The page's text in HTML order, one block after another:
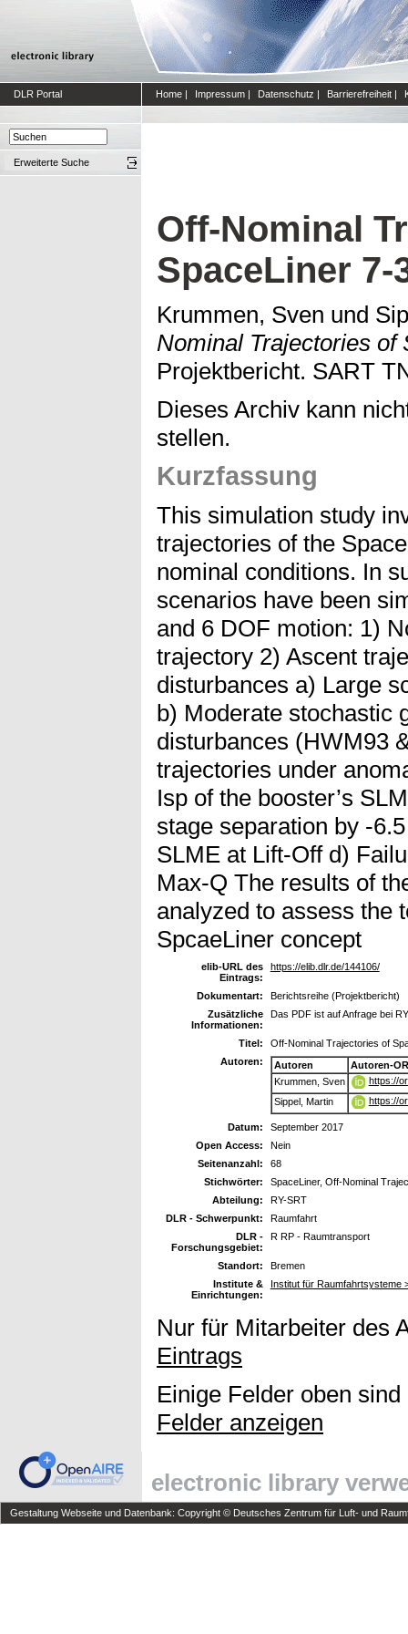
DLR Portal Home | Impressum | Datenschutz | Barrierefreiheit |
Erweiterte Suche
Off-Nominal
SpaceLiner 7-
Krummen, Sven und
Nominal Trajectories of
Projektbericht. SART
Dieses Archiv kann
stellen.
Kurzfassung
This simulation study
trajectories of the
nominal conditions. In
scenarios have been
and 6 DOF motion: 1)
trajectory 2) Ascent
disturbances a) Large
b) Moderate stochastic
disturbances (HWM93
trajectories under
Isp of the booster’s
stage separation by -
SLME at Lift-Off d)
Max-Q The results of
analyzed to assess the
SpcaeLiner concept
elib-URL des
Eintrags:
https://elib.dlr.de/144106/
Dokumentart:
Berichtsreihe (Projektbericht)
Zusätzliche
Informationen:
Das PDF ist auf Anfrage bei
Titel:
Off-Nominal Trajectories of
Autoren:
Autoren
Autoren-
Krummen, Sven
https://
Sippel, Martin
https://
Datum:
September 2017
Open Access:
Nein
Seitenanzahl:
68
Stichwörter:
SpaceLiner, Off-Nominal
Abteilung:
RY-SRT
DLR - Schwerpunkt:
Raumfahrt
DLR -
Forschungsgebiet:
R RP - Raumtransport
Standort:
Bremen
Institute &
Einrichtungen:
Institut für Raumfahrtsysteme
Nur für Mitarbeiter des
Eintrags
Einige Felder oben
Felder anzeigen
electronic library
Gestaltung Webseite und Datenbank: Copyright © Deutsches Zentrum für Luft- und